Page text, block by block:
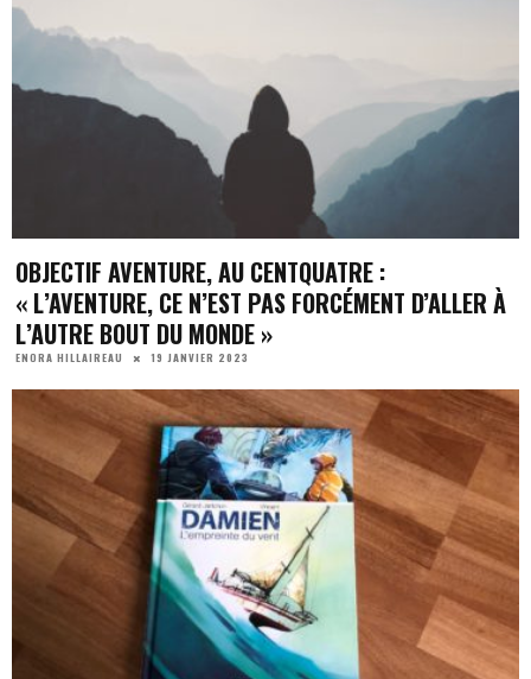
OBJECTIF AVENTURE, AU CENTQUATRE :
« L’AVENTURE, CE N’EST PAS FORCÉMENT D’ALLER À
L’AUTRE BOUT DU MONDE »
ENORA HILLAIREAU 19 JANVIER 2023